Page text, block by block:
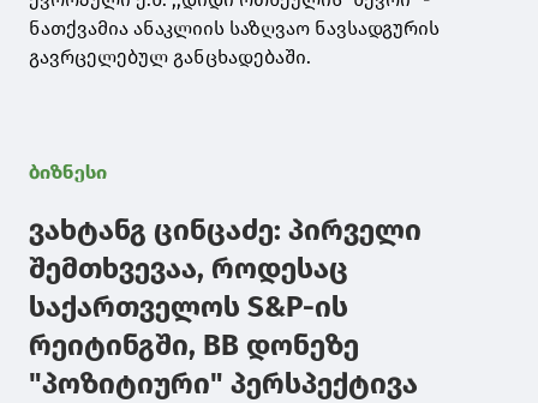
ნათქვამია ანაკლიის საზღვაო ნავსადგურის
გავრცელებულ განცხადებაში.
ბიზნესი
ვახტანგ ცინცაძე: პირველი
შემთხვევაა, როდესაც
საქართველოს S&P-ის
რეიტინგში, BB დონეზე
"პოზიტიური" პერსპექტივა